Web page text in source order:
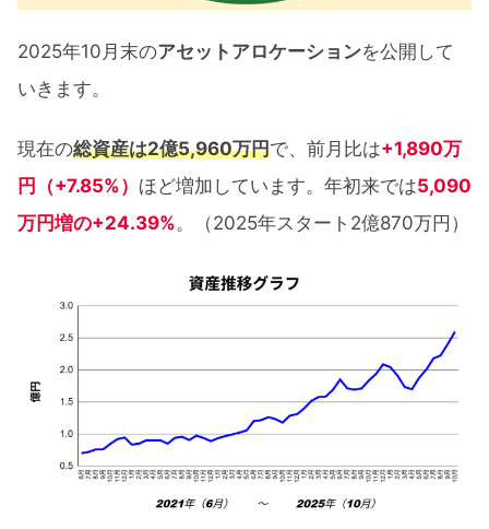
2025年10月末のアセットアロケーションを公開して
いきます。
現在の総資産は2億5,960万円で、前月比は+1,890万
円（+7.85%） ほど増加しています。年初来では5,090
万円増の+24.39%。（2025年スタート2億870万円）